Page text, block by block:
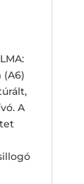
(A6)
A